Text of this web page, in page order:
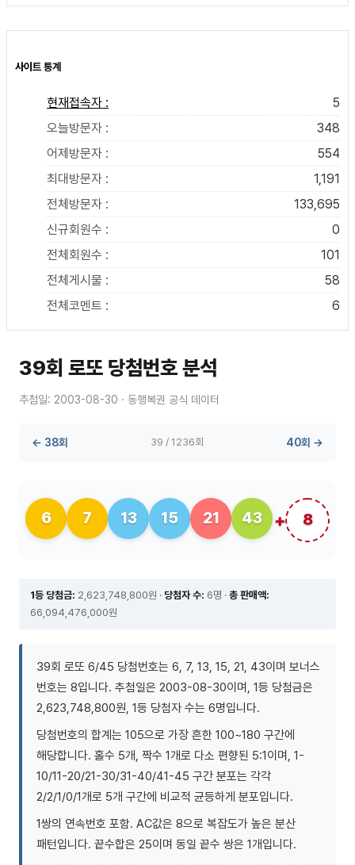
사이트 통계
현재접속자 :
5
오늘방문자 :
348
어제방문자 :
554
최대방문자 :
1,191
전체방문자 :
133,695
신규회원수 :
0
전체회원수 :
101
전체게시물 :
58
전체코멘트 :
6
39회 로또 당첨번호 분석
추첨일: 2003-08-30 · 동행복권 공식 데이터
← 38회 39 / 1236회 40회 →
6 7 13 15 21 43 8
1등 당첨금: 2,623,748,800원 · 당첨자 수: 6명 · 총 판매액:
66,094,476,000원
39회 로또 6/45 당첨번호는 6, 7, 13, 15, 21, 43이며 보너스
번호는 8입니다. 추첨일은 2003-08-30이며, 1등 당첨금은
2,623,748,800원, 1등 당첨자 수는 6명입니다.
당첨번호의 합계는 105으로 가장 흔한 100~180 구간에
해당합니다. 홀수 5개, 짝수 1개로 다소 편향된 5:1이며, 1-
10/11-20/21-30/31-40/41-45 구간 분포는 각각
2/2/1/0/1개로 5개 구간에 비교적 균등하게 분포입니다.
1쌍의 연속번호 포함. AC값은 8으로 복잡도가 높은 분산
패턴입니다. 끝수합은 25이며 동일 끝수 쌍은 1개입니다.